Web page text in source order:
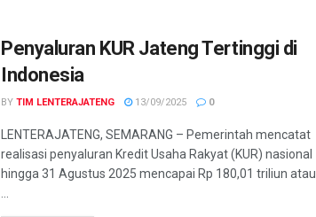
Penyaluran KUR Jateng Tertinggi di
Indonesia
BY TIM LENTERAJATENG 13/09/2025 0
LENTERAJATENG, SEMARANG – Pemerintah mencatat
realisasi penyaluran Kredit Usaha Rakyat (KUR) nasional
hingga 31 Agustus 2025 mencapai Rp 180,01 triliun atau
...